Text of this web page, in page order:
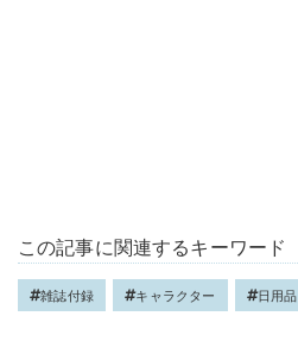
この記事に関連するキーワード
雑誌付録 キャラクター 日用品